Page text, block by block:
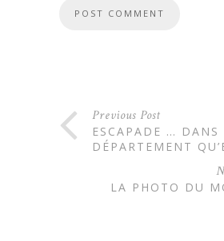
Previous Post
ESCAPADE … DANS
DÉPARTEMENT
LA PHOTO DU